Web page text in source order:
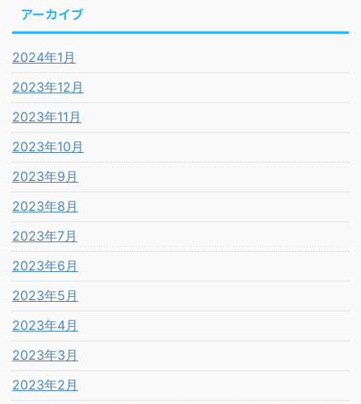
アーカイブ
2024年1月
2023年12月
2023年11月
2023年10月
2023年9月
2023年8月
2023年7月
2023年6月
2023年5月
2023年4月
2023年3月
2023年2月